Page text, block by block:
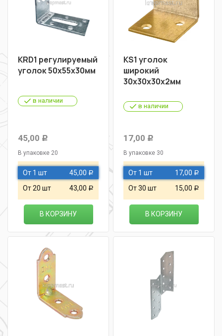
KRD1 регулируемый
уголок 50х55х30мм
в наличии
45,00 Р
В упаковке 20
От 1 шт 45,00 Р
От 20 шт 43,00 Р
В КОРЗИНУ
KS1 уголок
широкий
30х30х30х2мм
в наличии
17,00 Р
В упаковке 30
От 1 шт 17,00 Р
От 30 шт 15,00 Р
В КОРЗИНУ